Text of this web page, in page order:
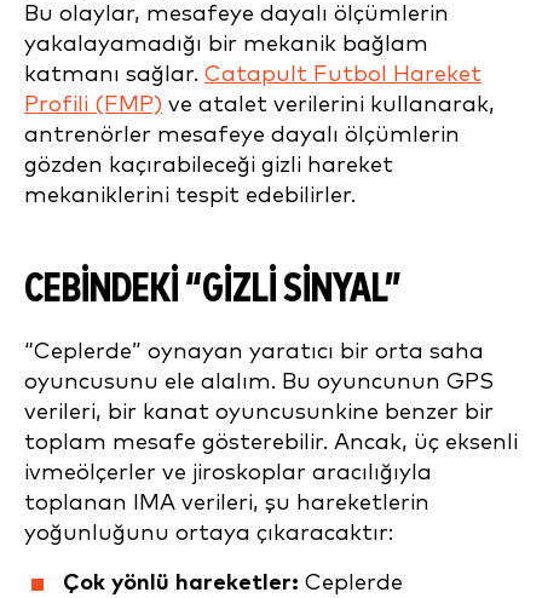
Bu olaylar, mesafeye dayalı ölçümlerin
yakalayamadığı bir mekanik bağlam
katmanı sağlar. Catapult Futbol Hareket
Profili (FMP) ve atalet verilerini kullanarak,
antrenörler mesafeye dayalı ölçümlerin
gözden kaçırabileceği gizli hareket
mekaniklerini tespit edebilirler.
CEBİNDEKİ “GİZLİ SİNYAL”
“Ceplerde” oynayan yaratıcı bir orta saha
oyuncusunu ele alalım. Bu oyuncunun GPS
verileri, bir kanat oyuncusunkine benzer bir
toplam mesafe gösterebilir. Ancak, üç eksenli
ivmeölçerler ve jiroskoplar aracılığıyla
toplanan IMA verileri, şu hareketlerin
yoğunluğunu ortaya çıkaracaktır:
Çok yönlü hareketler: Ceplerde